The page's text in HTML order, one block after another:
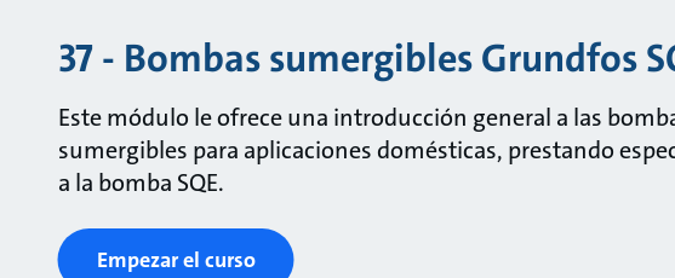
37 - Bombas sumergibles Grundfos
Este módulo le ofrece una introducción general a las
sumergibles para aplicaciones domésticas, prestando
a la bomba SQE.
Empezar el curso